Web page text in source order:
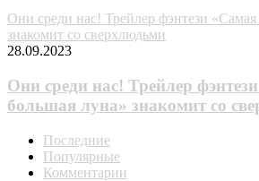
Они среди нас! Трейлер фэнтези
знакомит со сверхлюдьми
28.09.2023
Они среди нас! Трейлер
большая луна» знакомит со
Последние
Популярные
Комментарии